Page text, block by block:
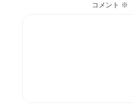
コメント ※